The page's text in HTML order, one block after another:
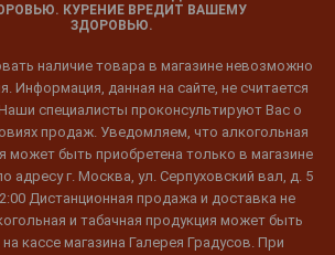
КУРЕНИЕ ВРЕДИТ ВАШЕМУ
ЗДОРОВЬЮ.
наличие товара в магазине невозможно
Информация, данная на сайте, не считается
специалисты проконсультируют Вас о
продаж. Уведомляем, что алкогольная
может быть приобретена только в магазине
адресу г. Москва, ул. Серпуховский вал, д. 5
Дистанционная продажа и доставка не
и табачная продукция может быть
кассе магазина Галерея Градусов. При